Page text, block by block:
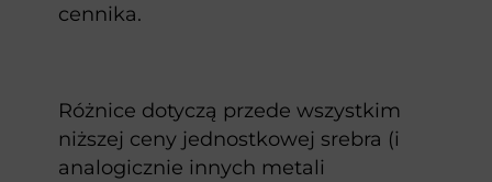
cennika.
Różnice dotyczą przede wszystkim
niższej ceny jednostkowej srebra (i
analogicznie innych metali